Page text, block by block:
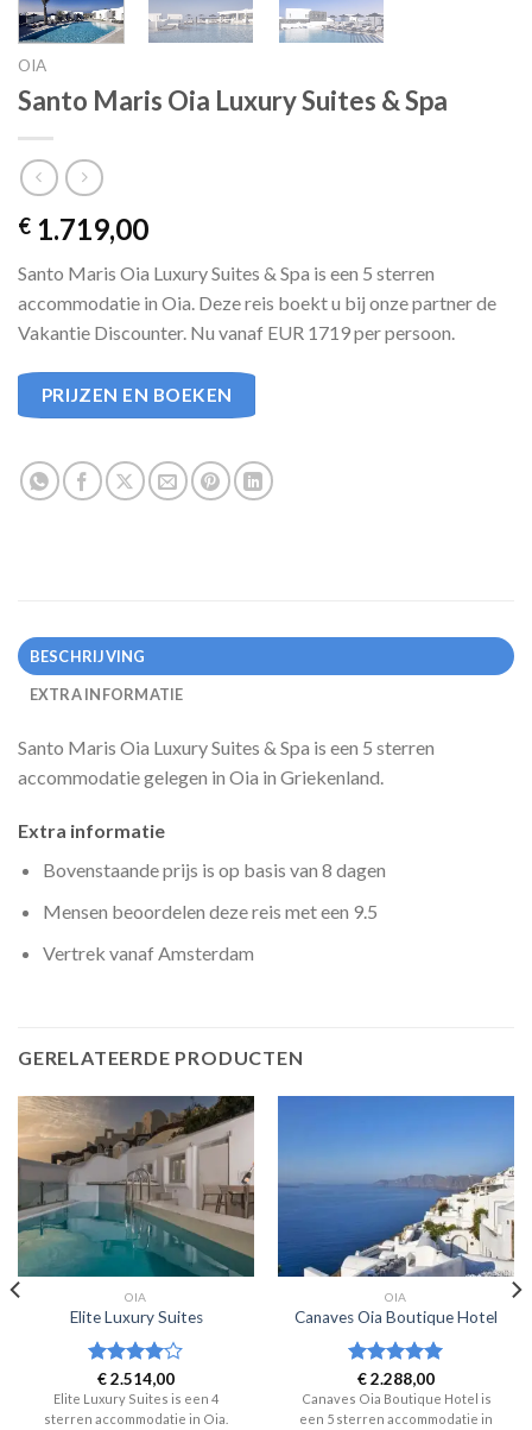
OIA
Santo Maris Oia Luxury Suites & Spa
€ 1.719,00
Santo Maris Oia Luxury Suites & Spa is een 5 sterren
accommodatie in Oia. Deze reis boekt u bij onze partner de
Vakantie Discounter. Nu vanaf EUR 1719 per persoon.
PRIJZEN EN BOEKEN
BESCHRIJVING
EXTRA INFORMATIE
Santo Maris Oia Luxury Suites & Spa is een 5 sterren
accommodatie gelegen in Oia in Griekenland.
Extra informatie
Bovenstaande prijs is op basis van 8 dagen
Mensen beoordelen deze reis met een 9.5
Vertrek vanaf Amsterdam
GERELATEERDE PRODUCTEN
OIA
Elite Luxury Suites
Waardering
4uit 5
€2.514,00
Elite Luxury Suites is een 4
sterren accommodatie in Oia.
OIA
Canaves Oia Boutique Hotel
Waardering
5 uit 5
€2.288,00
Canaves Oia Boutique Hotel is
een 5 sterren accommodatie in